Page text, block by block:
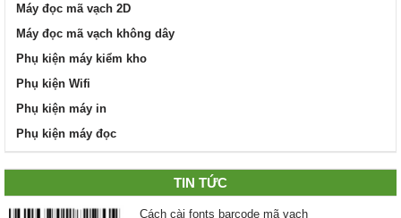
Máy đọc mã vạch 2D
Máy đọc mã vạch không dây
Phụ kiện máy kiểm kho
Phụ kiện Wifi
Phụ kiện máy in
Phụ kiện máy đọc
TIN TỨC
Cách cài fonts barcode mã vạch